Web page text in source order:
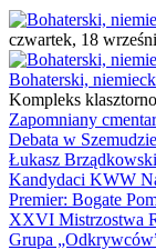
czwartek, 18
Bohaterski,
Kompleks
Zapomniany
Debata w
Łukasz
Kandydaci KWW
Premier: Bogate
XXVI Mistrzostwa
Grupa